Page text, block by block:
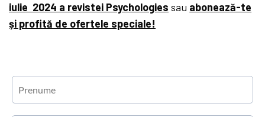
iulie 2024 a revistei Psychologies sau abonează-te
și profită de ofertele speciale!